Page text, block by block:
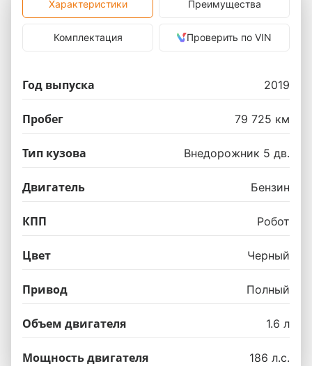
Характеристики Преимущества
Комплектация Проверить по VIN
Год выпуска 2019
Пробег 79 725 км
Тип кузова Внедорожник 5 дв.
Двигатель Бензин
КПП Робот
Цвет Черный
Привод Полный
Объем двигателя 1.6 л
Мощность двигателя 186 л.с.